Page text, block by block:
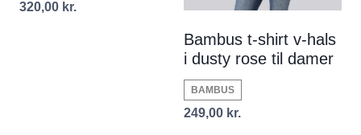
320,00 kr.
Bambus t-shirt v-hals
i dusty rose til damer
BAMBUS
249,00 kr.